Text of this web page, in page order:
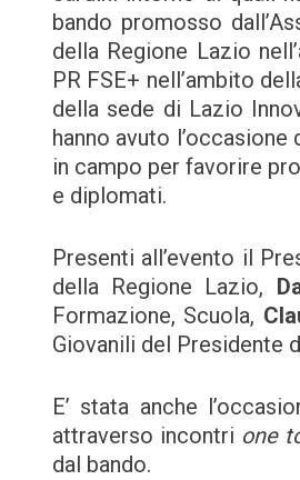
bando promosso
della Regione Lazio
PR FSE+ nell’ambito
della sede di Lazio
hanno avuto
in campo per favorire
e diplomati.
Presenti all’evento il
della Regione Lazio,
Formazione, Scuola,
Giovanili del Presidente
E’ stata anche
attraverso incontri one
dal bando.